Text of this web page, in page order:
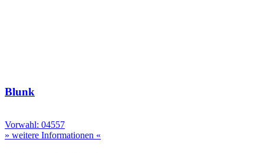
Blunk
Vorwahl: 04557
» weitere Informationen «